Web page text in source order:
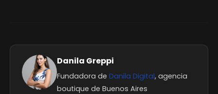
Danila Greppi
Fundadora de Danila Digital, agencia
boutique de Buenos Aires